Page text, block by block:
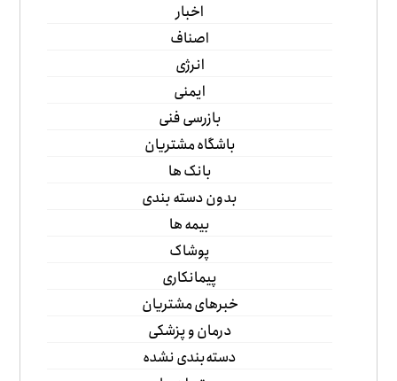
اخبار
اصناف
انرژی
ایمنی
بازرسی فنی
باشگاه مشتریان
بانک ها
بدون دسته بندی
بیمه ها
پوشاک
پیمانکاری
خبرهای مشتریان
درمان و پزشکی
دسته‌بندی نشده